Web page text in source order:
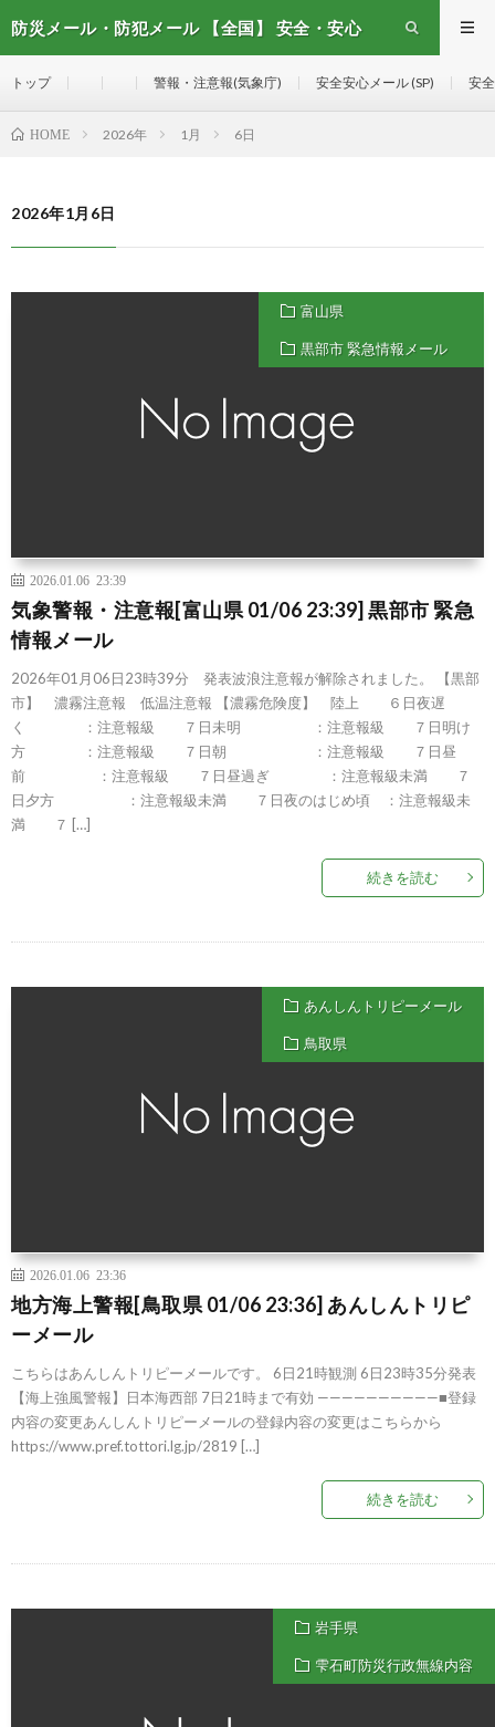
防災メール・防犯メール 【全国】 安全・安心
トップ 警報・注意報(気象庁) 安全安心メール (SP) 安
HOME 2026年 1月 6日
2026年1月6日
富山県
黒部市 緊急情報メール
2026.01.06 23:39
気象警報・注意報[富山県 01/06 23:39] 黒部市 緊急
情報メール
2026年01月06日23時39分 発表波浪注意報が解除されました。 【黒部
市】 濃霧注意報 低温注意報 【濃霧危険度】 陸上 ６日夜遅
く ：注意報級 ７日未明 ：注意報級 ７日明け
方 ：注意報級 ７日朝 ：注意報級 ７日昼
前 ：注意報級 ７日昼過ぎ ：注意報級未満 ７
日夕方 ：注意報級未満 ７日夜のはじめ頃 ：注意報級未
満 ７ […]
続きを読む
あんしんトリピーメール
鳥取県
2026.01.06 23:36
地方海上警報[鳥取県 01/06 23:36] あんしんトリピ
ーメール
こちらはあんしんトリピーメールです。 6日21時観測 6日23時35分発表
【海上強風警報】日本海西部 7日21時まで有効 ——————————■登録
内容の変更あんしんトリピーメールの登録内容の変更はこちらから
https://www.pref.tottori.lg.jp/2819 […]
続きを読む
岩手県
雫石町防災行政無線内容